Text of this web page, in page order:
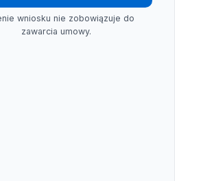
wniosku nie zobowiązuje do
zawarcia umowy.